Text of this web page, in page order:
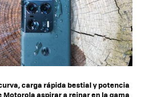
carga rápida bestial y potencia
Motorola aspirar a reinar en la gama